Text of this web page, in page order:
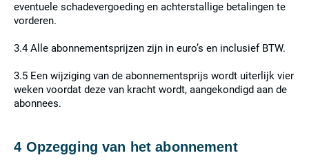
eventuele schadevergoeding en achterstallige betalingen te
vorderen.
3.4 Alle abonnementsprijzen zijn in euro’s en inclusief BTW.
3.5 Een wijziging van de abonnementsprijs wordt uiterlijk vier
weken voordat deze van kracht wordt, aangekondigd aan de
abonnees.
4 Opzegging van het abonnement